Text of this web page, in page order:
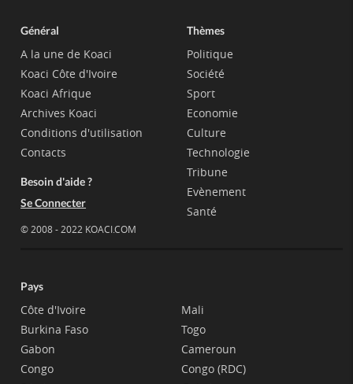
Général
A la une de Koaci
Koaci Côte d'Ivoire
Koaci Afrique
Archives Koaci
Conditions d'utilisation
Contacts
Besoin d'aide ?
Se Connecter
© 2008 - 2022 KOACI.COM
Thèmes
Politique
Société
Sport
Economie
Culture
Technologie
Tribune
Evènement
Santé
Pays
Côte d'Ivoire
Burkina Faso
Gabon
Congo
Mali
Togo
Cameroun
Congo (RDC)